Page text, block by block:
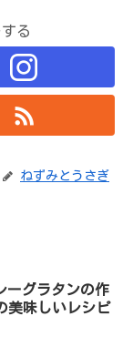
る
ねずみとうさぎ
ーグラタンの作
美味しいレシピ